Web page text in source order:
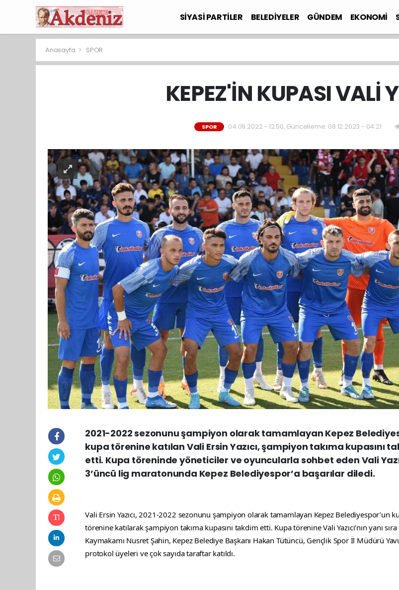
SİYASİ PARTİLER BELEDİYELER GÜNDEM EKONOMİ
Anasayfa SPOR
KEPEZ'İN KUPASI VALİ
SPOR 04.09.2022 - 12:50, Güncelleme: 08.12.2023 - 04:21
2021-2022 sezonunu şampiyon olarak tamamlayan Kepez
kupa törenine katılan Vali Ersin Yazıcı, şampiyon takıma kupasını
etti. Kupa töreninde yöneticiler ve oyuncularla sohbet eden Vali
3’üncü lig maratonunda Kepez Belediyespor’a başarılar diledi.
Vali Ersin Yazıcı, 2021-2022 sezonunu şampiyon olarak tamamlayan Kepez Belediyespor’un
törenine katılarak şampiyon takıma kupasını takdim etti. Kupa törenine Vali Yazıcı’nın yanı sıra
Kaymakamı Nusret Şahin, Kepez Belediye Başkanı Hakan Tütüncü, Gençlik Spor İl Müdürü
protokol üyeleri ve çok sayıda taraftar katıldı.